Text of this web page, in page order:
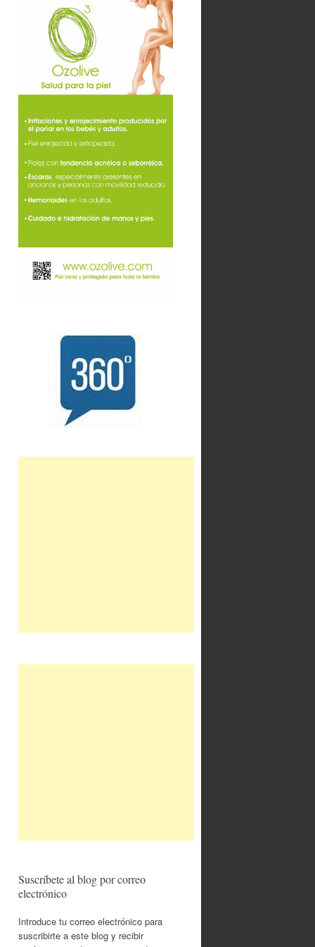
Suscríbete al blog por correo
electrónico
Introduce tu correo electrónico para
suscribirte a este blog y recibir